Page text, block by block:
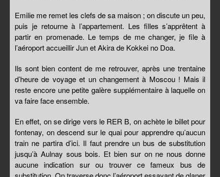
Emilie me remet les clefs de sa maison ; on discute un peu,
puis je retourne à l’appartement. Les filles s’apprêtent à
partir en promenade. Le temps de me changer, je file à
l’aéroport accueillir Jun et Akira de Kokkei no Doa.
Ils sont bien content de me retrouver, après une trentaine
d’heure de voyage et un changement à Moscou ! Mais il
reste encore une petite galère supplémentaire à laquelle on
va faire face ensemble.
En effet, on se dirige vers le RER B, on achète le billet pour
fontenay, on descend sur le quai pour apprendre qu’aucun
train ne partira d’ici. Il faut prendre un bus de substitution
jusqu’à Aulnay sous bois. Et bien sur on ne nous donne
aucune indication sur ou trouver ce fameux bus de